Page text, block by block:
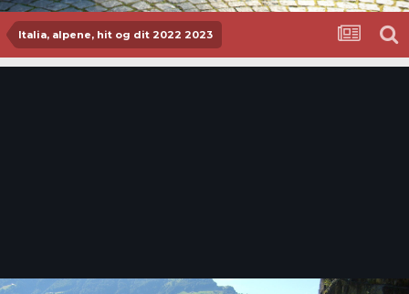
Italia, alpene, hit og dit 2022 2023